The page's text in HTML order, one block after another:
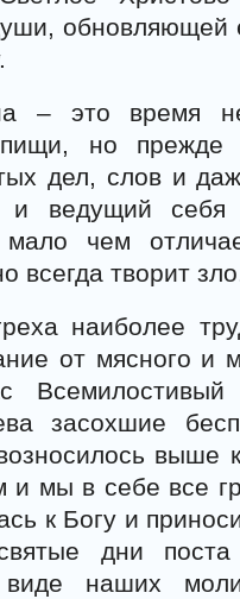
– это время
но прежде
дел, слов и
ведущий себя
мало чем
всегда творит
наиболее
от мясного и
Всемилостивый
засохшие
выше
и мы в себе все
к Богу и
дни
наших